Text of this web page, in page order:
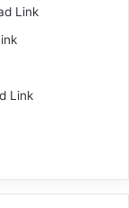
Link
Link